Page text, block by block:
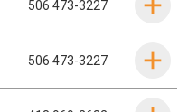
506 473-3227
506 473-3227